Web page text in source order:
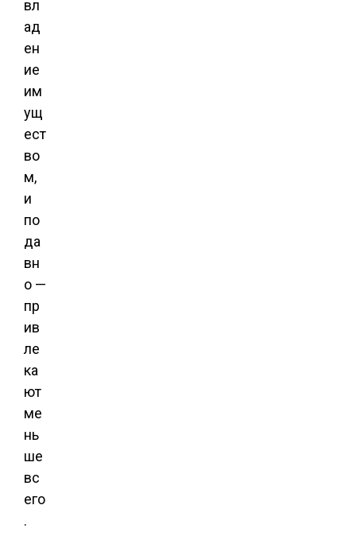
вл
ад
ен
ие
им
ущ
ест
во
м,
и
по
да
вн
о —
пр
ив
ле
ка
ют
ме
нь
ше
вс
его
.